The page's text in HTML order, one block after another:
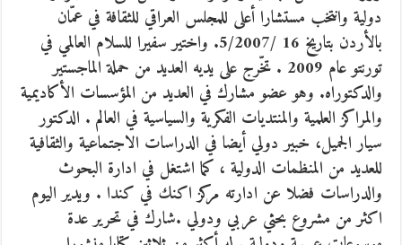
دولية وانتخب مستشارا أعلى للمجلس العراقي للثقافة في عمّان
بالأردن بتاريخ 16 /5/2007. واختير سفيرا للسلام العالمي في
تورنتو عام 2009 . تخّرج على يديه العديد من حملة الماجستير
والدكتوراه. وهو عضو مشارك في العديد من المؤسسات الأكاديمية
والمراكز العلمية والمنتديات الفكرية والسياسية في العالم . الدكتور
سيار الجميل، خبير دولي أيضا في الدراسات الاجتماعية والثقافية
للعديد من المنظمات الدولية ، كما اشتغل في ادارة البحوث
والدراسات فضلا عن ادارته مركز اكنك في كندا . ويدير اليوم
اكثر من مشروع بحثي عربي ودولي .شارك في تحرير عدة